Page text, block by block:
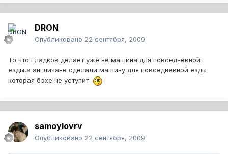
DRON
Опубликовано 22 сентября, 2009
То что Гладков делает уже не машина для повседневной
езды,а англичане сделали машину для повседневной езды
которая бэхе не уступит.
samoylovrv
Опубликовано 22 сентября, 2009